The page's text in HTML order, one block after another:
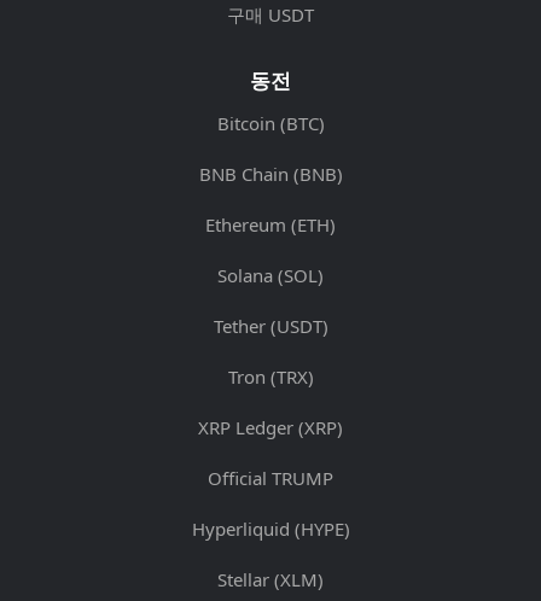
구매 USDT
동전
Bitcoin (BTC)
BNB Chain (BNB)
Ethereum (ETH)
Solana (SOL)
Tether (USDT)
Tron (TRX)
XRP Ledger (XRP)
Official TRUMP
Hyperliquid (HYPE)
Stellar (XLM)